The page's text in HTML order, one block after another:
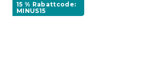
15 % Rabattcode:
MINUS15